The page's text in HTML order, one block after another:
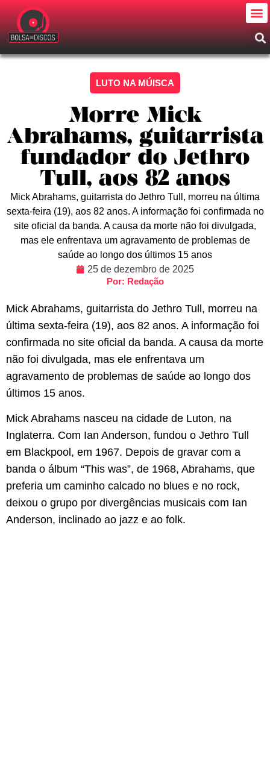
LUTO NA MÚISCA
Morre Mick
Abrahams, guitarrista
fundador do Jethro
Tull, aos 82 anos
Mick Abrahams, guitarrista do Jethro Tull, morreu na última
sexta-feira (19), aos 82 anos. A informação foi confirmada no
site oficial da banda. A causa da morte não foi divulgada,
mas ele enfrentava um agravamento de problemas de
saúde ao longo dos últimos 15 anos
25 de dezembro de 2025
Por: Redação
Mick Abrahams, guitarrista do Jethro Tull, morreu na
última sexta-feira (19), aos 82 anos. A informação foi
confirmada no site oficial da banda. A causa da morte
não foi divulgada, mas ele enfrentava um
agravamento de problemas de saúde ao longo dos
últimos 15 anos.
Mick Abrahams nasceu na cidade de Luton, na
Inglaterra. Com Ian Anderson, fundou o Jethro Tull
em Blackpool, em 1967. Depois de gravar com a
banda o álbum “This was”, de 1968, Abrahams, que
preferia um caminho calcado no blues e no rock,
deixou o grupo por divergências musicais com Ian
Anderson, inclinado ao jazz e ao folk.